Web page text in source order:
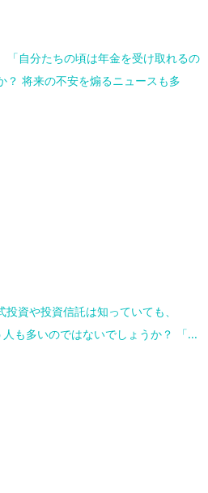
「自分たちの頃は年金を受け取れるの
？ 将来の不安を煽るニュースも多
資や投資信託は知っていても、
人も多いのではないでしょうか？ 「...